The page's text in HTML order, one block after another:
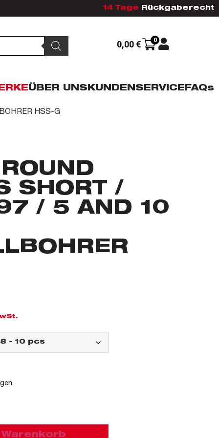
14 Tage Rückgaberecht
0,00 € 0
ÜBER UNSKUNDENSERVICEFAQs
HSS-G
SHORT /
/ 5 AND 10
Warenkorb